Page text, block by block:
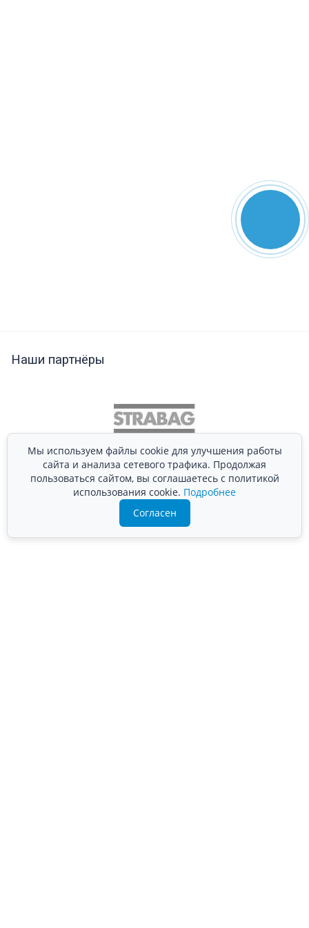
Наши партнёры
Подробно расскажем о наших услугах, видах работ и
Мы используем файлы cookie для улучшения работы
сайта и анализа сетевого трафика. Продолжая
пользоваться сайтом, вы соглашаетесь с политикой
использования cookie. Подробнее
Согласен